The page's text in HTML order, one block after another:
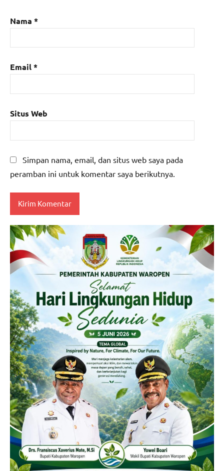
Nama *
Email*
Situs Web
Simpan nama, email, dan situs web saya pada
peramban ini untuk komentar saya berikutnya.